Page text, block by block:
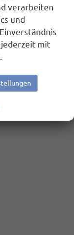
verarbeiten
und
jederzeit mit